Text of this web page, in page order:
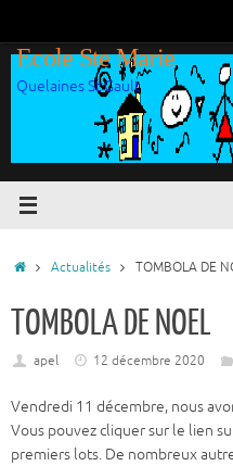
contenu
Ecole Ste Marie
Quelaines St Gault
Accueil
Actualités TOMBOLA DE
TOMBOLA DE NOEL
apel 12 décembre 2020
Vendredi 11 décembre, nous
Vous pouvez cliquer sur le lien
premiers lots. De nombreux